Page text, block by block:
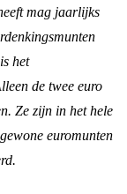
mag jaarlijks
het
de twee euro
Ze zijn in het hele
euromunten